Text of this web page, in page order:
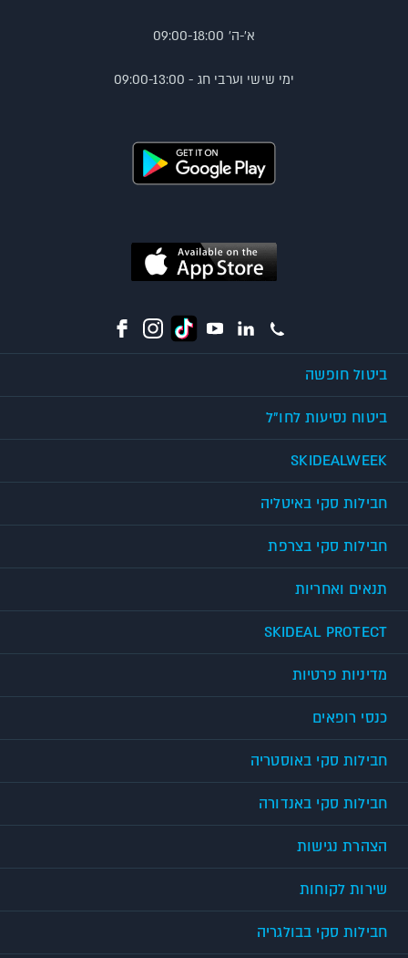
א'-ה' 09:00-18:00
ימי שישי וערבי חג - 09:00-13:00
ביטול חופשה
ביטוח נסיעות לחו"ל
SKIDEALWEEK
חבילות סקי באיטליה
חבילות סקי בצרפת
תנאים ואחריות
SKIDEAL PROTECT
מדיניות פרטיות
כנסי רופאים
חבילות סקי באוסטריה
חבילות סקי באנדורה
הצהרת נגישות
שירות לקוחות
חבילות סקי בבולגריה